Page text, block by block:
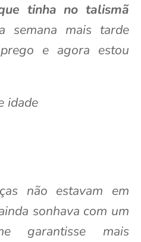
tinha no talismã
semana mais tarde
e agora estou
idade
não estavam em
sonhava com um
garantisse mais